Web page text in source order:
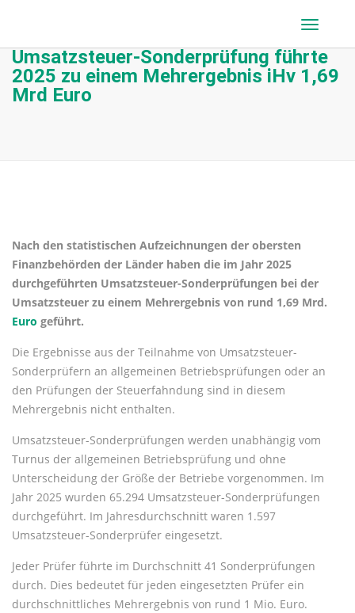
Umsatzsteuer-Sonderprüfung führte
2025 zu einem Mehrergebnis iHv 1,69
Mrd Euro
Nach den statistischen Aufzeichnungen der obersten
Finanzbehörden der Länder haben die im Jahr 2025
durchgeführten Umsatzsteuer-Sonderprüfungen bei der
Umsatzsteuer zu einem Mehrergebnis von rund 1,69 Mrd.
Euro geführt.
Die Ergebnisse aus der Teilnahme von Umsatzsteuer-
Sonderprüfern an allgemeinen Betriebsprüfungen oder an
den Prüfungen der Steuerfahndung sind in diesem
Mehrergebnis nicht enthalten.
Umsatzsteuer-Sonderprüfungen werden unabhängig vom
Turnus der allgemeinen Betriebsprüfung und ohne
Unterscheidung der Größe der Betriebe vorgenommen. Im
Jahr 2025 wurden 65.294 Umsatzsteuer-Sonderprüfungen
durchgeführt. Im Jahresdurchschnitt waren 1.597
Umsatzsteuer-Sonderprüfer eingesetzt.
Jeder Prüfer führte im Durchschnitt 41 Sonderprüfungen
durch. Dies bedeutet für jeden eingesetzten Prüfer ein
durchschnittliches Mehrergebnis von rund 1 Mio. Euro.